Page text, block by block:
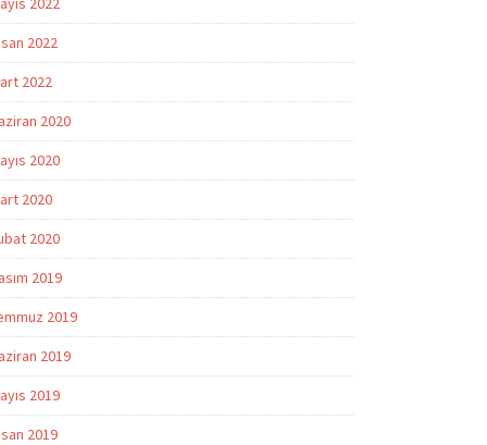
2022
2022
2020
2020
2020
2020
2019
2019
2019
2019
2019